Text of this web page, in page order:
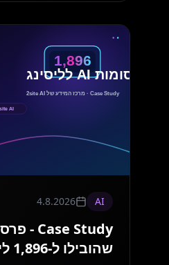
AI
4.8.2026
שהובילו ל-1,896 לידים